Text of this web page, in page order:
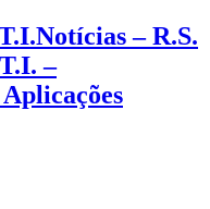
Notícias – R.S.
–